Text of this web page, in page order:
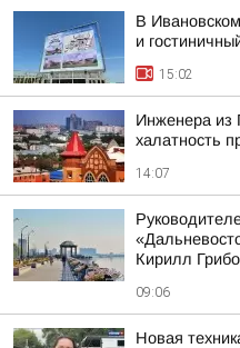
В
и
15:02
Инженера из
халатность
14:07
Кирилл
09:06
Новая